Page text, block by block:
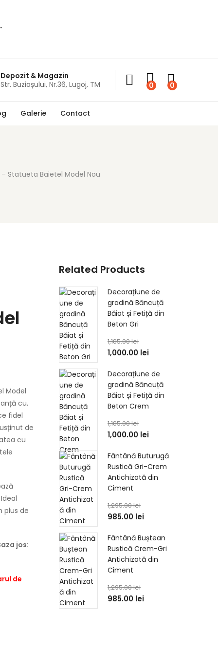
Depozit & Magazin
Str. Buziașului, Nr.36, Lugoj, TM
0 0
Galerie Contact
Statueta Baietel Model Nou
Model
cu,
fidel
de
cu
plus de
jos:
de
Related Products
Decorațiune de
gradină Băncuță
Băiat și Fetiță din
Beton Gri
1,185.00lei
1,000.00 lei
Decorațiune de
gradină Băncuță
Băiat și Fetiță din
Beton Crem
1,185.00lei
1,000.00 lei
Fântână Buturugă
Rustică Gri-Crem
Antichizată din
Ciment
1,295.00lei
985.00 lei
Fântână Buștean
Rustică Crem-Gri
Antichizată din
Ciment
1,295.00lei
985.00 lei